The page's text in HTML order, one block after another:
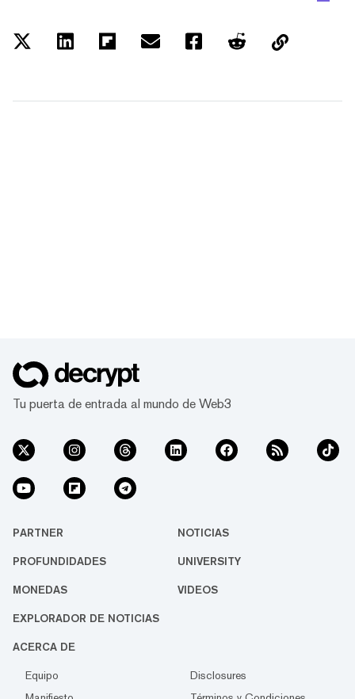
Tu puerta de entrada al mundo de Web3
PARTNER NOTICIAS
PROFUNDIDADES UNIVERSITY
MONEDAS VIDEOS
EXPLORADOR DE NOTICIAS
ACERCA DE
Equipo
Disclosures